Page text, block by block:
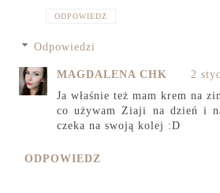
ODPOWIEDZ
Odpowiedzi
MAGDALENA CHK
2
Ja właśnie też mam krem na
co używam Ziaji na dzień i
czeka na swoją kolej :D
ODPOWIEDZ